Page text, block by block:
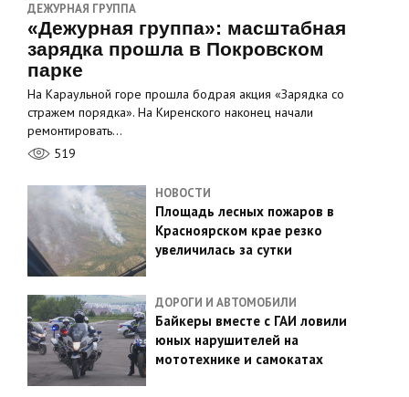
ДЕЖУРНАЯ ГРУППА
«Дежурная группа»: масштабная
зарядка прошла в Покровском
парке
На Караульной горе прошла бодрая акция «Зарядка со
стражем порядка». На Киренского наконец начали
ремонтировать…
519
НОВОСТИ
Площадь лесных пожаров в
Красноярском крае резко
увеличилась за сутки
ДОРОГИ И АВТОМОБИЛИ
Байкеры вместе с ГАИ ловили
юных нарушителей на
мототехнике и самокатах